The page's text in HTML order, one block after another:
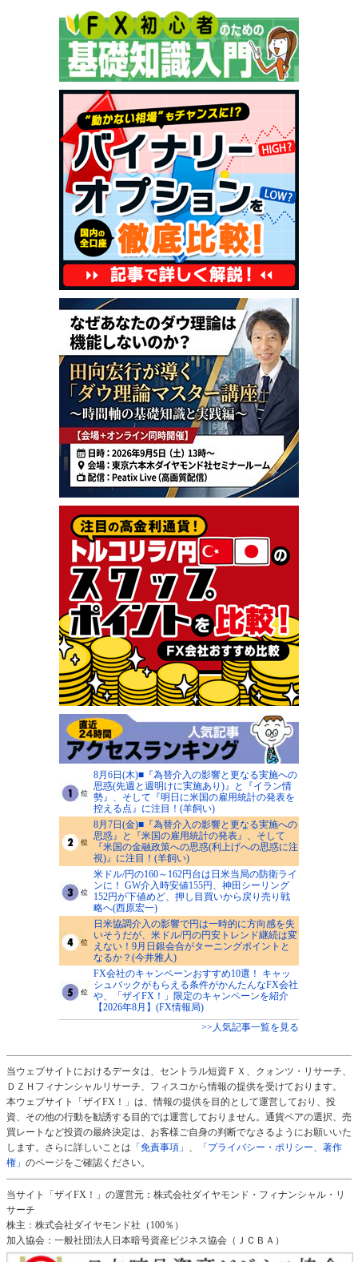
8月6日(木)■『為替介入の影響と更なる実施への
思惑(先週と週明けに実施あり)』と『イラン情
勢』、そして『明日に米国の雇用統計の発表を
控える点』に注目！(羊飼い)
8月7日(金)■『為替介入の影響と更なる実施への
思惑』と『米国の雇用統計の発表』、そして
『米国の金融政策への思惑(利上げへの思惑に注
視)』に注目！(羊飼い)
米ドル/円の160～162円台は日米当局の防衛ライ
ンに！ GW介入時安値155円、神田シーリング
152円が下値めど、押し目買いから戻り売り戦
略へ(西原宏一)
日米協調介入の影響で円は一時的に方向感を失
いそうだが、米ドル/円の円安トレンド継続は変
えない！9月日銀会合がターニングポイントと
なるか？(今井雅人)
FX会社のキャンペーンおすすめ10選！ キャッ
シュバックがもらえる条件がかんたんなFX会社
や、「ザイFX！」限定のキャンペーンを紹介
【2026年8月】(FX情報局)
>>人気記事一覧を見る
当ウェブサイトにおけるデータは、セントラル短資ＦＸ、クォンツ・リサーチ、
ＤＺＨフィナンシャルリサーチ、フィスコから情報の提供を受けております。
本ウェブサイト「ザイFX！」は、情報の提供を目的として運営しており、投
資、その他の行動を勧誘する目的では運営しておりません。通貨ペアの選択、売
買レートなど投資の最終決定は、お客様ご自身の判断でなさるようにお願いいた
します。さらに詳しいことは 「免責事項」
「プライバシー・ポリシー、著作
権」 のページをご確認ください。
当サイト「ザイFX！」の運営元：株式会社ダイヤモンド・フィナンシャル・リ
サーチ
株主：株式会社ダイヤモンド社（100％）
加入協会：一般社団法人日本暗号資産ビジネス協会（ＪＣＢＡ）